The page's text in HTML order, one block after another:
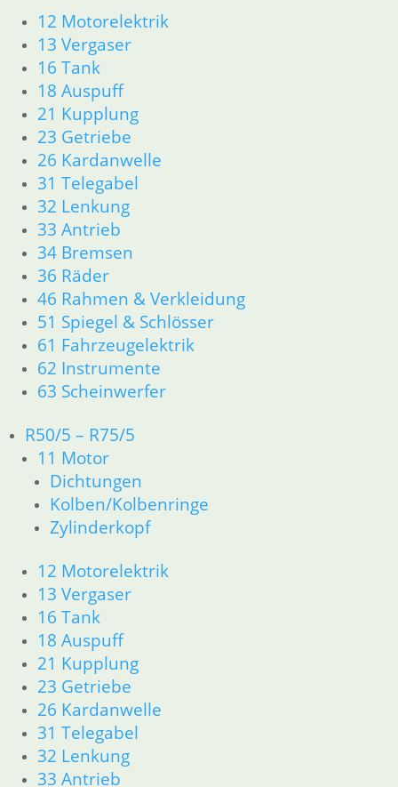
12 Motorelektrik
13 Vergaser
16 Tank
18 Auspuff
21 Kupplung
23 Getriebe
26 Kardanwelle
31 Telegabel
32 Lenkung
33 Antrieb
34 Bremsen
36 Räder
46 Rahmen & Verkleidung
51 Spiegel & Schlösser
61 Fahrzeugelektrik
62 Instrumente
63 Scheinwerfer
R50/5 – R75/5
11 Motor
Dichtungen
Kolben/Kolbenringe
Zylinderkopf
12 Motorelektrik
13 Vergaser
16 Tank
18 Auspuff
21 Kupplung
23 Getriebe
26 Kardanwelle
31 Telegabel
32 Lenkung
33 Antrieb
Artikelnummer: 1457091
inkl. MwSt.
zzgl.Versandkosten
In den Warenkorb
Bremsleitung Stahlflex
schwarz kpl. Set für R 100 RS
159,70€
Artikelnummer: 1241001
inkl. MwSt.
zzgl.Versandkosten
In den Warenkorb
Bremsleitung Stahlflex
schwarz für Modelle mit RS
oder RT Verkleidung
44,60 €
Artikelnummer: 1235736
inkl. MwSt.
zzgl.Versandkosten
In den Warenkorb
Bremsleitung Stahlflex
schwarz hinten
38,00€
Artikelnummer: 1242759
inkl. MwSt.
zzgl.Versandkosten
In den Warenkorb